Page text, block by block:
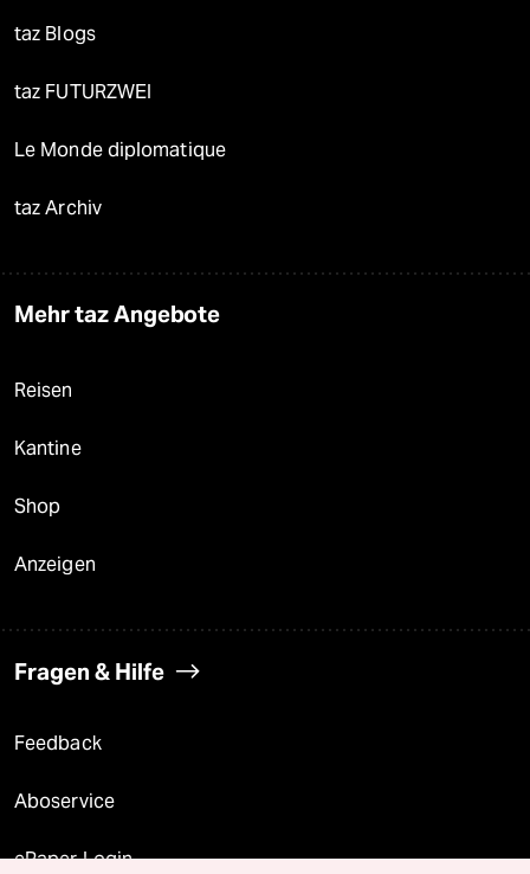
taz Blogs
taz FUTURZWEI
Le Monde diplomatique
taz Archiv
Mehr taz Angebote
Reisen
Kantine
Shop
Anzeigen
Fragen & Hilfe
Feedback
Aboservice
ePaper Login